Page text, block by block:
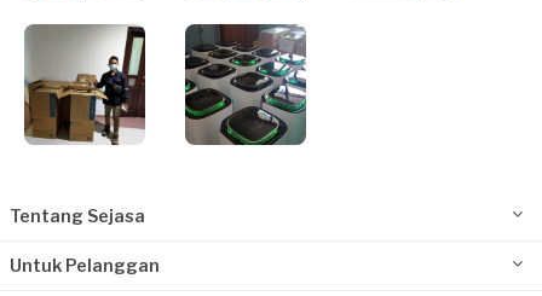
Tentang Sejasa
Untuk Pelanggan